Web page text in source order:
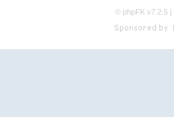
© phpFK v7.2.5|